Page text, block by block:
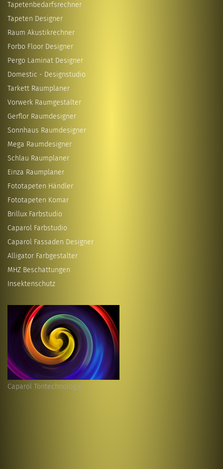
Tapetenbedarfsrechner
Tapeten Designer
Raum Akustikrechner
Forbo Floor Designer
Pergo Laminat Designer
Domestic - Designstudio
Tarkett Raumplaner
Vorwerk Raumgestalter
Gerflor Raumdesigner
Sonnhaus Raumdesigner
Mega Raumdesigner
Schlau Raumplaner
Einza Raumplaner
Fototapeten Händler
Fototapeten Komar
Brillux Farbstudio
Caparol Farbstudio
Caparol Fassaden Designer
Alligator Farbgestalter
MHZ Beschattungen
Insektenschutz
Caparol Töntechnologie